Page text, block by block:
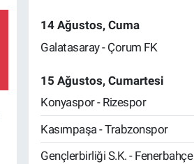
14 Ağustos, Cuma
Galatasaray - Çorum FK
15 Ağustos, Cumartesi
Konyaspor - Rizespor
Kasımpaşa - Trabzonspor
Gençlerbirliği S.K. - Fenerbahçe